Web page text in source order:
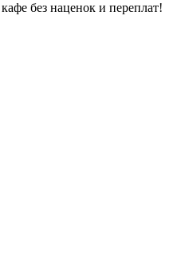
без наценок и переплат!